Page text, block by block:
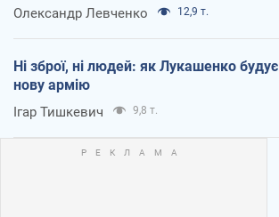
Олександр Левченко 12,9 т.
Ні зброї, ні людей: як Лукашенко будує
нову армію
Ігар Тишкевич 9,8 т.